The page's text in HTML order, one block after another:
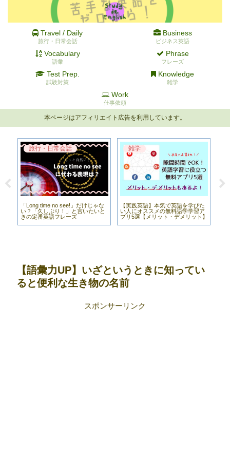
Travel / Daily
旅行・日常会話
Business
ビジネス英語
Vocabulary
語彙
Phrase
フレーズ
Test Prep.
試験対策
Knowledge
雑学
Work
仕事依頼
本ページはアフィリエイト広告を利用しています。
旅行・日常会話
「Long time no see!」だけじゃな
い？「久しぶり！」と言いたいと
きの定番英語フレーズ
雑学
【実践英語】本気で英語を学びた
い人にオススメの無料語学学習ア
プリ5選【メリット・デメリット】
【語彙力UP】いざというときに知ってい
ると便利な生き物の名前
スポンサーリンク